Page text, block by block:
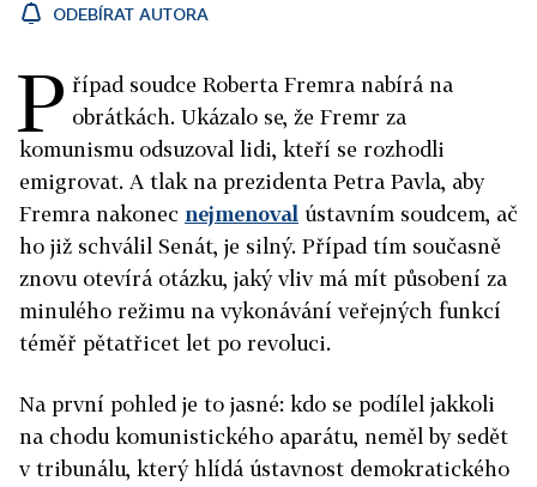
ODEBÍRAT AUTORA
P řípad soudce Roberta Fremra nabírá na
obrátkách. Ukázalo se, že Fremr za
komunismu odsuzoval lidi, kteří se rozhodli
emigrovat. A tlak na prezidenta Petra Pavla, aby
Fremra nakonec nejmenoval ústavním soudcem, ač
ho již schválil Senát, je silný. Případ tím současně
znovu otevírá otázku, jaký vliv má mít působení za
minulého režimu na vykonávání veřejných funkcí
téměř pětatřicet let po revoluci.
Na první pohled je to jasné: kdo se podílel jakkoli
na chodu komunistického aparátu, neměl by sedět
v tribunálu, který hlídá ústavnost demokratického